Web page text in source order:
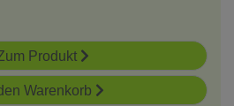
Produkt
Warenkorb